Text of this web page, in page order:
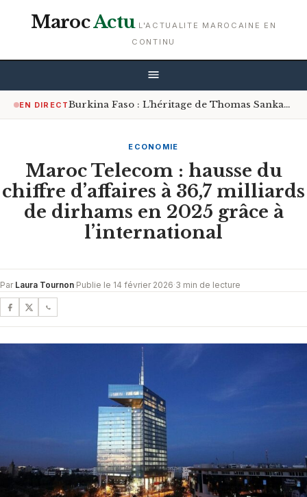
MarocActu L'ACTUALITE MAROCAINE EN
CONTINU
EN DIRECT Burkina Faso : L’héritage de Thomas Sankara, une source d’inspiration pour la jeunesse
ECONOMIE
Maroc Telecom : hausse du
chiffre d’affaires à 36,7 milliards
de dirhams en 2025 grâce à
l’international
Par Laura Tournon·Publie le 14 février 2026·3 min de lecture